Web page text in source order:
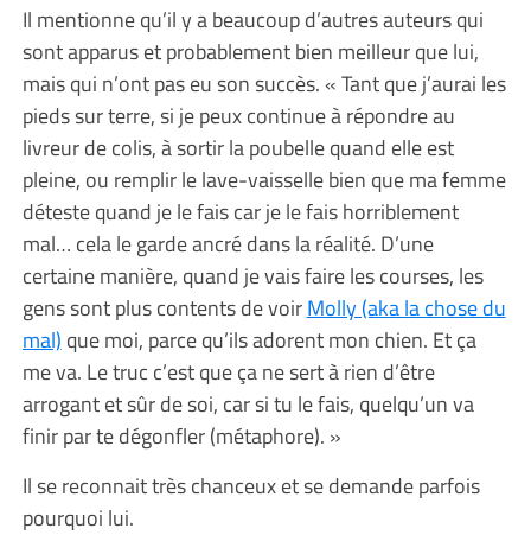
Il mentionne qu’il y a beaucoup d’autres auteurs qui
sont apparus et probablement bien meilleur que lui,
mais qui n’ont pas eu son succès. « Tant que j’aurai les
pieds sur terre, si je peux continue à répondre au
livreur de colis, à sortir la poubelle quand elle est
pleine, ou remplir le lave-vaisselle bien que ma femme
déteste quand je le fais car je le fais horriblement
mal… cela le garde ancré dans la réalité. D’une
certaine manière, quand je vais faire les courses, les
gens sont plus contents de voirMolly (aka la chose du
mal) que moi, parce qu’ils adorent mon chien. Et ça
me va. Le truc c’est que ça ne sert à rien d’être
arrogant et sûr de soi, car si tu le fais, quelqu’un va
finir par te dégonfler (métaphore). »
Il se reconnait très chanceux et se demande parfois
pourquoi lui.